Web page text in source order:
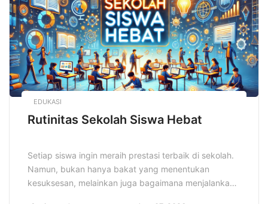
macam hidangan yang memadukan […]
EDUKASI
Rutinitas Sekolah Siswa Hebat
Setiap siswa ingin meraih prestasi terbaik di sekolah.
Namun, bukan hanya bakat yang menentukan
kesuksesan, melainkan juga bagaimana menjalankan